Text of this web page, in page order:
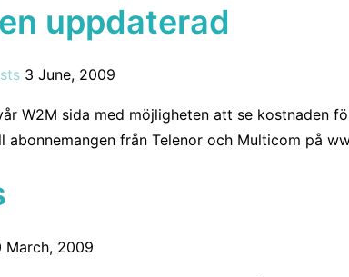
uppdaterad
Posted
3 June, 2009
W2M sida med möjligheten att se kostnaden
från Telenor och Multicom på
March, 2009